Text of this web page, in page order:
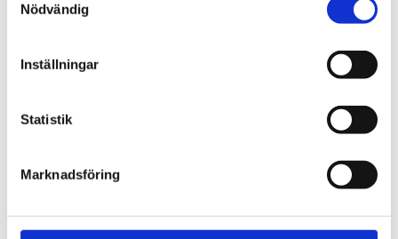
Nödvändig
Inställningar
Statistik
Marknadsföring
dagen kan minska cancer­
risken